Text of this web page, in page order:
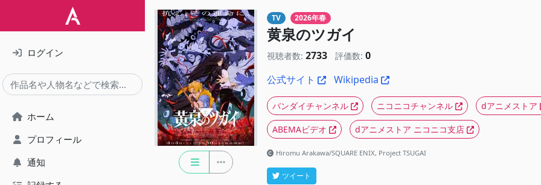
ログイン
ホーム
プロフィール
通知
TV 2026年春
黄泉のツガイ
視聴者数: 2733 評価数: 0
公式サイト
Wikipedia
バンダイチャンネル ニコニコチャンネル dアニメストア
ABEMAビデオ dアニメストア ニコニコ支店
Hiromu Arakawa/SQUARE ENIX, Project TSUGAI
ツイート